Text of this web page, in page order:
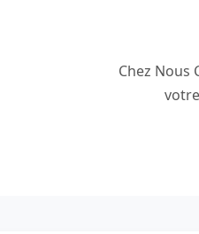
Chez Nous